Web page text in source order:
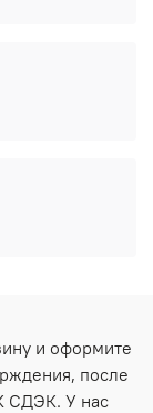
и оформите
после
СДЭК. У нас